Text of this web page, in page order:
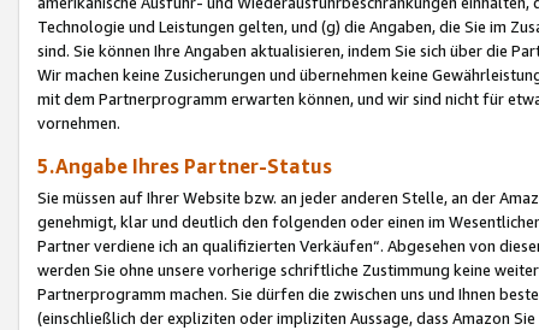
Technologie und Leistungen gelten, und (g) die Angaben, die Sie im
sind. Sie können Ihre Angaben aktualisieren, indem Sie sich über die
Wir machen keine Zusicherungen und übernehmen keine
mit dem Partnerprogramm erwarten können, und wir sind nicht für
vornehmen.
5.Angabe Ihres Partner-Status
Sie müssen auf Ihrer Website bzw. an jeder anderen Stelle, an der
genehmigt, klar und deutlich den folgenden oder einen im
Partner verdiene ich an qualifizierten Verkäufen“. Abgesehen von
werden Sie ohne unsere vorherige schriftliche Zustimmung keine
Partnerprogramm machen. Sie dürfen die zwischen uns und Ihnen
(einschließlich der expliziten oder impliziten Aussage, dass Amazon